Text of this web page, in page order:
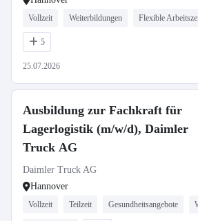
Vollzeit Weiterbildungen Flexible
5
25.07.2026
Ausbildung zur Fachkraft für
Lagerlogistik (m/w/d), Daimler
Truck AG
Daimler Truck AG
Hannover
Vollzeit Teilzeit Gesundheitsangebote